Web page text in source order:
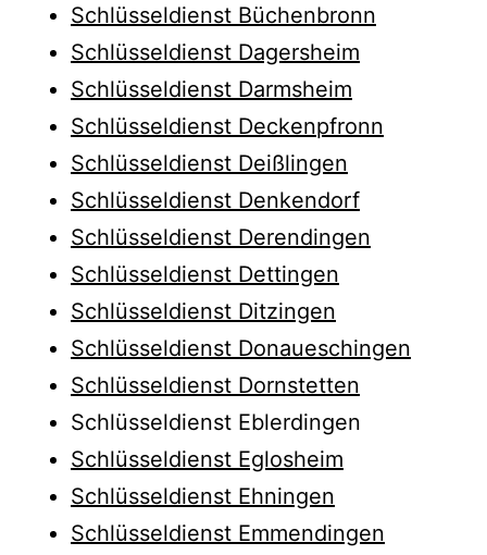
Schlüsseldienst Büchenbronn
Schlüsseldienst Dagersheim
Schlüsseldienst Darmsheim
Schlüsseldienst Deckenpfronn
Schlüsseldienst Deißlingen
Schlüsseldienst Denkendorf
Schlüsseldienst Derendingen
Schlüsseldienst Dettingen
Schlüsseldienst Ditzingen
Schlüsseldienst Donaueschingen
Schlüsseldienst Dornstetten
Schlüsseldienst Eblerdingen
Schlüsseldienst Eglosheim
Schlüsseldienst Ehningen
Schlüsseldienst Emmendingen